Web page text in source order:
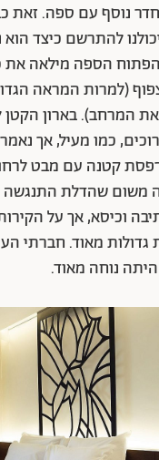
נוסף עם ספה. זאת
להתרשם כיצד
הספה מילאה את
(למרות המראה
המרחב). בארון
כמו מעיל, אך
קטנה עם מבט
משום שהדלת
וכיסא, אך על
גדולות מאוד. חברתי
נוחה מאוד.